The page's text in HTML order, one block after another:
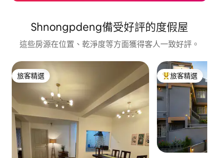
Shnongpdeng備受好評的度假屋
這些房源在位置、乾淨度等方面獲得客人一致好評。
旅客精選
旅客精選 旅客精選榜首
旅客精選